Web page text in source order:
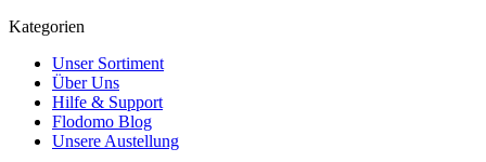
Kategorien
Unser Sortiment
Über Uns
Hilfe & Support
Flodomo Blog
Unsere Austellung